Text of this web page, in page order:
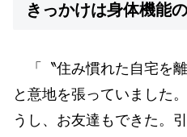
きっかけは身体機能
「〝住み慣れた自宅を離
と意地を張っていました
うし、お友達もできた。